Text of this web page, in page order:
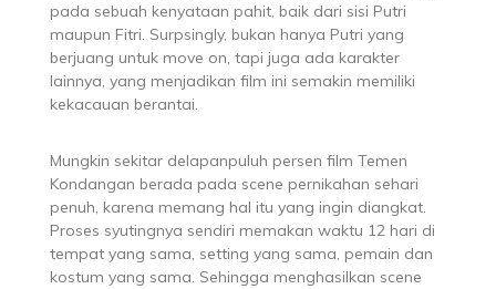
pada sebuah kenyataan pahit, baik dari sisi Putri
maupun Fitri. Surpsingly, bukan hanya Putri yang
berjuang untuk move on, tapi juga ada karakter
lainnya, yang menjadikan film ini semakin memiliki
kekacauan berantai.
Mungkin sekitar delapanpuluh persen film Temen
Kondangan berada pada scene pernikahan sehari
penuh, karena memang hal itu yang ingin diangkat.
Proses syutingnya sendiri memakan waktu 12 hari di
tempat yang sama, setting yang sama, pemain dan
kostum yang sama. Sehingga menghasilkan scene